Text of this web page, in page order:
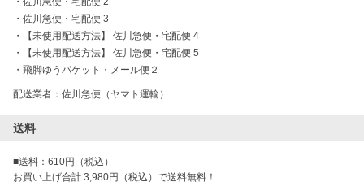
・ 佐川急便・宅配便 3
・
【未使用配送方法】 佐川急便・宅配便 4
・
【未使用配送方法】 佐川急便・宅配便 5
・ 飛脚ゆうパケット・メール便２
配送業者：佐川急便（ヤマト運輸）
送料
■送料：610円（税込）
お買い上げ合計 3,980円（税込）で送料無料！